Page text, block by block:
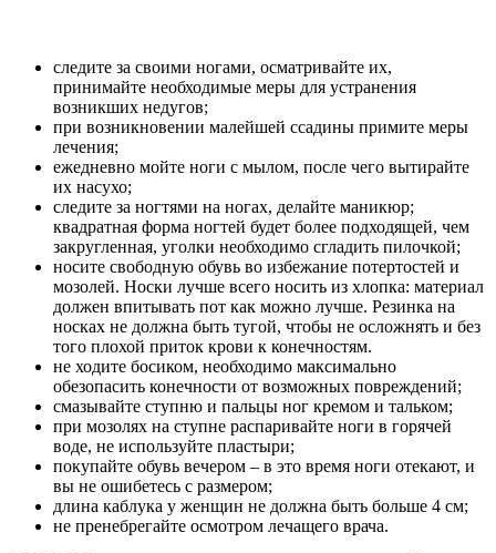
следите за своими ногами, осматривайте их,
принимайте необходимые меры для устранения
возникших недугов;
при возникновении малейшей ссадины примите меры
лечения;
ежедневно мойте ноги с мылом, после чего вытирайте
их насухо;
следите за ногтями на ногах, делайте маникюр;
квадратная форма ногтей будет более подходящей, чем
закругленная, уголки необходимо сгладить пилочкой;
носите свободную обувь во избежание потертостей и
мозолей. Носки лучше всего носить из хлопка: материал
должен впитывать пот как можно лучше. Резинка на
носках не должна быть тугой, чтобы не осложнять и без
того плохой приток крови к конечностям.
не ходите босиком, необходимо максимально
обезопасить конечности от возможных повреждений;
смазывайте ступню и пальцы ног кремом и тальком;
при мозолях на ступне распаривайте ноги в горячей
воде, не используйте пластыри;
покупайте обувь вечером – в это время ноги отекают, и
вы не ошибетесь с размером;
длина каблука у женщин не должна быть больше 4 см;
не пренебрегайте осмотром лечащего врача.